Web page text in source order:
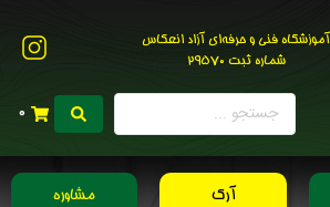
آموزشگاه فنی و حرفه‌ای آزاد انعکاس
شماره ثبت 29570
0
آرک
مشاوره